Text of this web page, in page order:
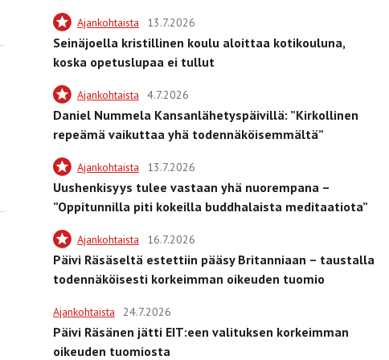
Ajankohtaista 13.7.2026
Seinäjoella kristillinen koulu aloittaa kotikouluna,
koska opetuslupaa ei tullut
Ajankohtaista 4.7.2026
Daniel Nummela Kansanlähetyspäivillä: ”Kirkollinen
repeämä vaikuttaa yhä todennäköisemmältä”
Ajankohtaista 13.7.2026
Uushenkisyys tulee vastaan yhä nuorempana –
”Oppitunnilla piti kokeilla buddhalaista meditaatiota”
Ajankohtaista 16.7.2026
Päivi Räsäseltä estettiin pääsy Britanniaan – taustalla
todennäköisesti korkeimman oikeuden tuomio
Ajankohtaista 24.7.2026
Päivi Räsänen jätti EIT:een valituksen korkeimman
oikeuden tuomiosta